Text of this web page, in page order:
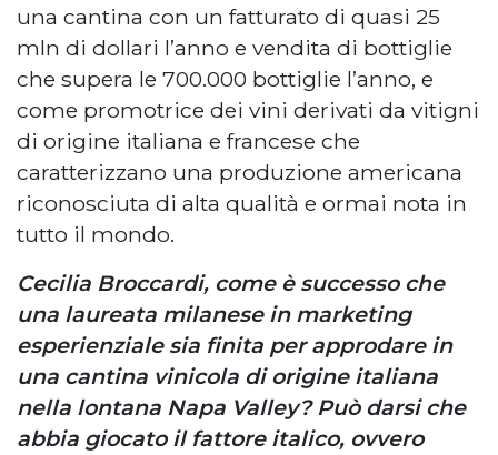
una cantina con un fatturato di quasi 25
mln di dollari l’anno e vendita di bottiglie
che supera le 700.000 bottiglie l’anno, e
come promotrice dei vini derivati da vitigni
di origine italiana e francese che
caratterizzano una produzione americana
riconosciuta di alta qualità e ormai nota in
tutto il mondo.
Cecilia Broccardi, come è successo che
una laureata milanese in marketing
esperienziale sia finita per approdare in
una cantina vinicola di origine italiana
nella lontana Napa Valley? Può darsi che
abbia giocato il fattore italico, ovvero